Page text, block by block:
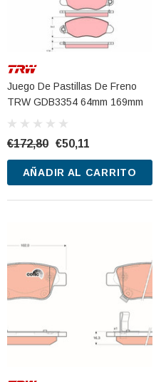
Juego De Pastillas De Freno
TRW GDB3354 64mm 169mm
€172,80 €50,11
AÑADIR AL CARRITO